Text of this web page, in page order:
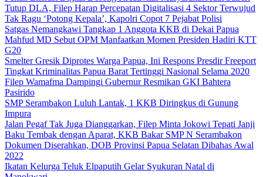
Tutup DLA, Filep Harap Percepatan Digitalisasi 4 Sektor Terwujud
Tak Ragu ‘Potong Kepala’, Kapolri Copot 7 Pejabat Polisi
Satgas Nemangkawi Tangkap 1 Anggota KKB di Dekai Papua
Mahfud MD Sebut OPM Manfaatkan Momen Presiden Hadiri KTT
G20
Smelter Gresik Diprotes Warga Papua, Ini Respons Presdir Freeport
Tingkat Kriminalitas Papua Barat Tertinggi Nasional Selama 2020
Filep Wamafma Dampingi Gubernur Resmikan GKI Bahtera
Pasirido
SMP Serambakon Luluh Lantak, 1 KKB Diringkus di Gunung
Impura
Jalan Pegaf Tak Juga Dianggarkan, Filep Minta Jokowi Tepati Janji
Baku Tembak dengan Aparat, KKB Bakar SMP N Serambakon
Dokumen Diserahkan, DOB Provinsi Papua Selatan Dibahas Awal
2022
Ikatan Kelurga Teluk Elpaputih Gelar Syukuran Natal di